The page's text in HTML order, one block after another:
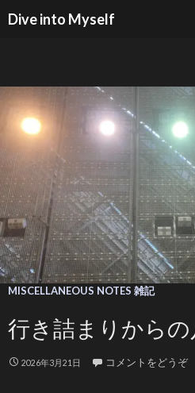
Dive into Myself
検索
MISCELLANEOUS NOTES 雑記
行き詰まりからの
2026年3月21日 コメントをどうぞ